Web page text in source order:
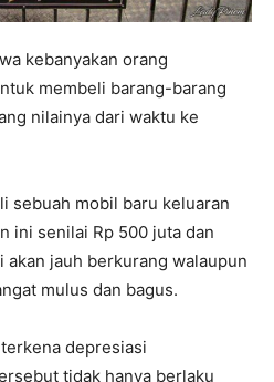
kebanyakan orang
membeli barang-barang
nilainya dari waktu ke
sebuah mobil baru keluaran
ini senilai Rp 500 juta dan
akan jauh berkurang walaupun
mulus dan bagus.
depresiasi
tidak hanya berlaku